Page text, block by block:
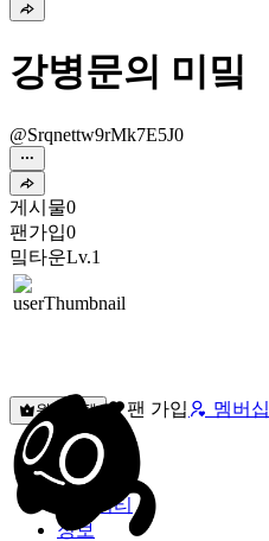
강병문의 미밐
@Srqnettw9rMk7E5J0
게시물0
팬가입0
밐타운Lv.1
원픽선택 팬 가입 멤버십
밐타운
피드
커뮤니티
정보